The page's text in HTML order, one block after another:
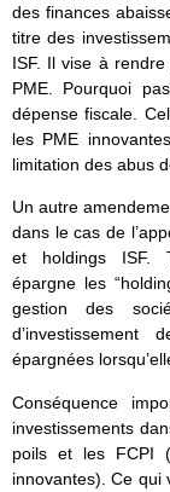
des finances
titre des
ISF. Il vise à rendre
PME. Pourquoi
dépense fiscale.
les PME
limitation des abus
Un autre
dans le cas de
et holdings ISF.
épargne les
gestion des
épargnées
Conséquence
investissements
poils et les FCPI
innovantes). Ce qui